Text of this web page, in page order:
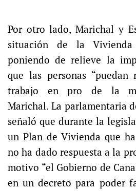
Por otro lado, Marichal y
situación de la
poniendo de relieve la
que las personas
trabajo en pro de la
Marichal. La parlamentaria
señaló que durante la
un Plan de Vivienda que
no ha dado respuesta a la
motivo “el Gobierno de
en un decreto para poder